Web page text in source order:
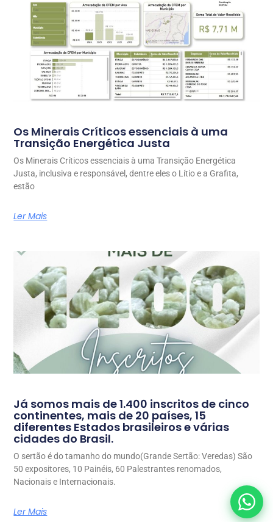
Os Minerais Críticos essenciais à uma
Transição Energética Justa
Os Minerais Críticos essenciais à uma Transição Energética
Justa, inclusiva e responsável, dentre eles o Lítio e a Grafita,
estão
Ler Mais
Já somos mais de 1.400 inscritos de cinco
continentes, mais de 20 países, 15
diferentes Estados brasileiros e várias
cidades do Brasil.
O sertão é do tamanho do mundo(Grande Sertão: Veredas) São
50 expositores, 10 Painéis, 60 Palestrantes renomados,
Nacionais e Internacionais.
Ler Mais